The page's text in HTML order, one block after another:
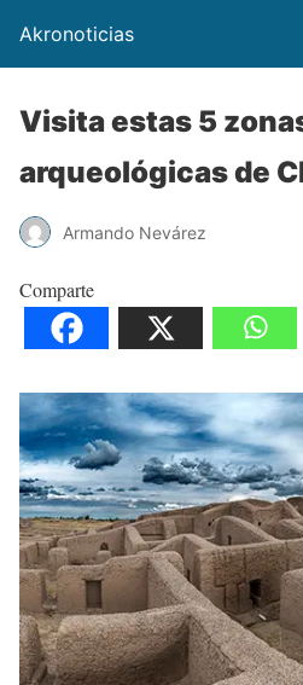
Akronoticias
Visita estas 5
arqueológicas de
Armando Nevárez
Comparte